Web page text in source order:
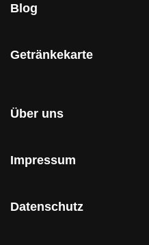
Blog
Getränkekarte
Über uns
Impressum
Datenschutz